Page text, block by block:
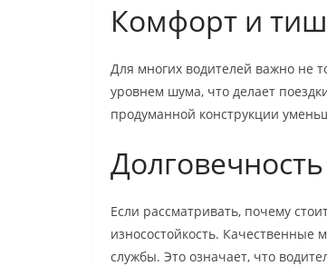
Комфорт и
Для многих водителей важно не
уровнем шума, что делает
продуманной конструкции
Если рассматривать, почему
износостойкость.
службы. Это означает, что